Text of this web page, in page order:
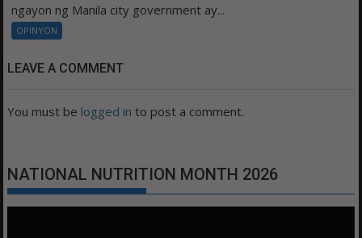
ngayon ng Manila city government ay...
OPINYON
LEAVE A COMMENT
You must be logged in to post a comment.
NATIONAL NUTRITION MONTH 2026